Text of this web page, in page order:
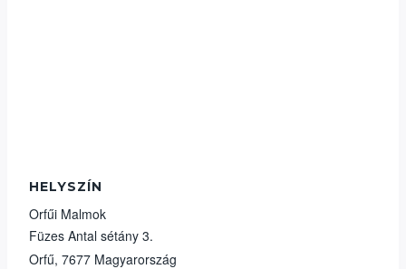
HELYSZÍN
Orfűi Malmok
Füzes Antal sétány 3.
Orfű, 7677 Magyarország